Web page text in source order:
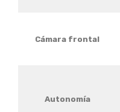
Cámara frontal
Autonomía